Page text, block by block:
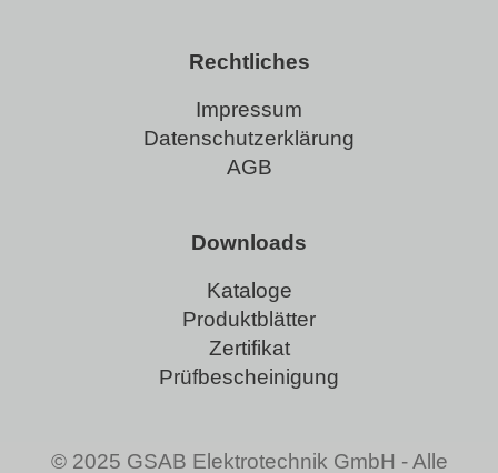
Downloads
Kataloge
Produktblätter
Zertifikat
Prüfbescheinigung
Rechtliches
Impressum
Datenschutzerklärung
AGB
© 2025 GSAB Elektrotechnik GmbH - Alle